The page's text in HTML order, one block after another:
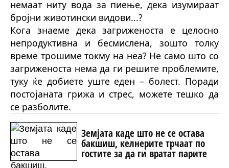
немаат ниту вода за пиење, дека изумираат
бројни животински видови...?
Кога знаеме дека загриженоста е целосно
непродуктивна и бесмислена, зошто толку
време трошиме токму на неа? Не само што со
загриженоста нема да ги решите проблемите,
туку ќе добиете уште еден – болест. Поради
постојаната грижа и стрес, можете тешко да
се разболите.
Земјата каде што не се остава
бакшиш, келнерите трчаат по
гостите за да ги вратат парите